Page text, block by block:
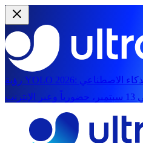
رؤية YOLO 2026: الاصطناعي